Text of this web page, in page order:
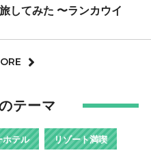
してみた 〜ランカウイ
テーマ
ホテル リゾート満喫